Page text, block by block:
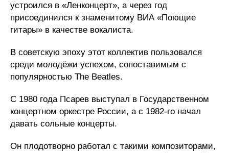
устроился в «Ленконцерт», а через год
присоединился к знаменитому ВИА «Поющие
гитары» в качестве вокалиста.
В советскую эпоху этот коллектив пользовался
среди молодёжи успехом, сопоставимым с
популярностью The Beatles.​
С 1980 года Псарев выступал в Государственном
концертном оркестре России, а с 1982-го начал
давать сольные концерты.
Он плодотворно работал с такими композиторами,